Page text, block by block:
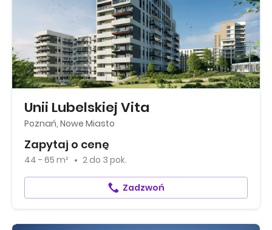
Unii Lubelskiej Vita
Poznań, Nowe Miasto
Zapytaj o cenę
44 - 65 m² 2 do 3 pok.
Zadzwoń